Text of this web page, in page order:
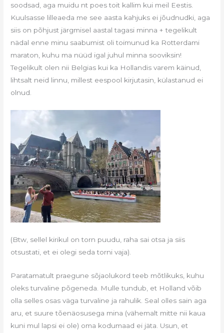
soodsad, aga muidu nt poes toit kallim kui meil Eestis.
Kuulsasse lilleaeda me see aasta kahjuks ei jõudnudki, aga
siis on põhjust järgmisel aastal tagasi minna + tegelikult
nädal enne minu saabumist oli toimunud ka Rotterdami
maraton, kuhu ma nüüd igal juhul minna sooviksin!
Tegelikult olen nii Belgias kui ka Hollandis varem käinud,
lihtsalt neid linnu, millest eespool kirjutasin, külastanud ei
olnud.
(Btw, sellel kirikul on torn puudu, raha sai otsa ja siis
otsustati, et ei olegi seda torni vaja).
Paratamatult praegune sõjaolukord teeb mõtlikuks, kuhu
oleks turvaline põgeneda. Mulle tundub, et Holland võib
olla selles osas väga turvaline ja rahulik. Seal olles sain aga
aru, et suure tõenäosusega mina (vähemalt mitte nii kaua
kuni mul lapsi ei ole) oma kodumaad ei jäta. Usun, et